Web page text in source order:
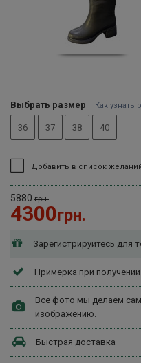
Выбрать размер Как узнать
36 37 38 40
Добавить в список
5880грн.
4300грн.
Зарегистрируйтесь для
Примерка при получении.
Все фото мы делаем
изображению.
Быстрая доставка